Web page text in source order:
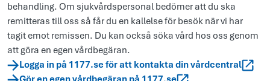
behandling. Om sjukvårdspersonal bedömer att du ska
remitteras till oss så får du en kallelse för besök när vi har
tagit emot remissen. Du kan också söka vård hos oss genom
att göra en egen vårdbegäran.
Logga in på 1177.se för att kontakta din vårdcentral